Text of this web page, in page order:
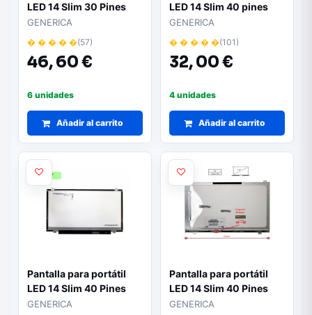
LED 14 Slim 30 Pines
Full HD Sin Brackets
Ancho 315mm"
GENERICA
� � � � �(57)
46,60 €
6 unidades
Añadir al carrito
LED 14 Slim 40 pines
1366x768"
GENERICA
� � � � �(101)
32,00 €
4 unidades
Añadir al carrito
Pantalla para portátil
LED 14 Slim 40 Pines
1600x900 Brillo"
GENERICA
Pantalla para portátil
LED 14 Slim 40 Pines
WXGA"
GENERICA